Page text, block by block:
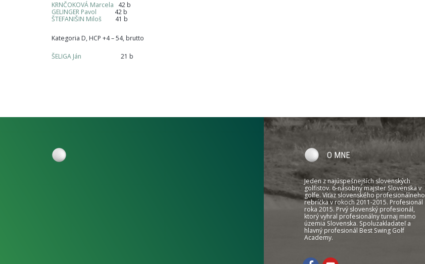
KRNČOKOVÁ Marcela 42 b
GELINGER Pavol 42 b
ŠTEFANIŠIN Miloš 41 b
Kategoria D, HCP +4 – 54, brutto
ŠELIGA Ján 21 b
O MNE
Jeden z najúspešnejších slovenských
golfistov. 6-násobný majster Slovenska v
golfe. Víťaz slovenského profesionálneho
rebríčka v rokoch 2011-2015. Profesionál
roka 2015. Prvý slovenský profesionál,
ktorý vyhral profesionálny turnaj mimo
územia Slovenska. Spoluzakladateľ a
hlavný profesionál Best Swing Golf
Academy.